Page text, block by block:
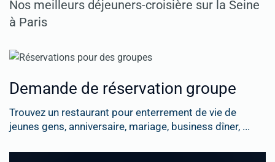
Nos meilleurs déjeuners-croisière sur la Seine
à Paris
Demande de réservation groupe
Trouvez un restaurant pour enterrement de vie de
jeunes gens, anniversaire, mariage, business dîner, ...